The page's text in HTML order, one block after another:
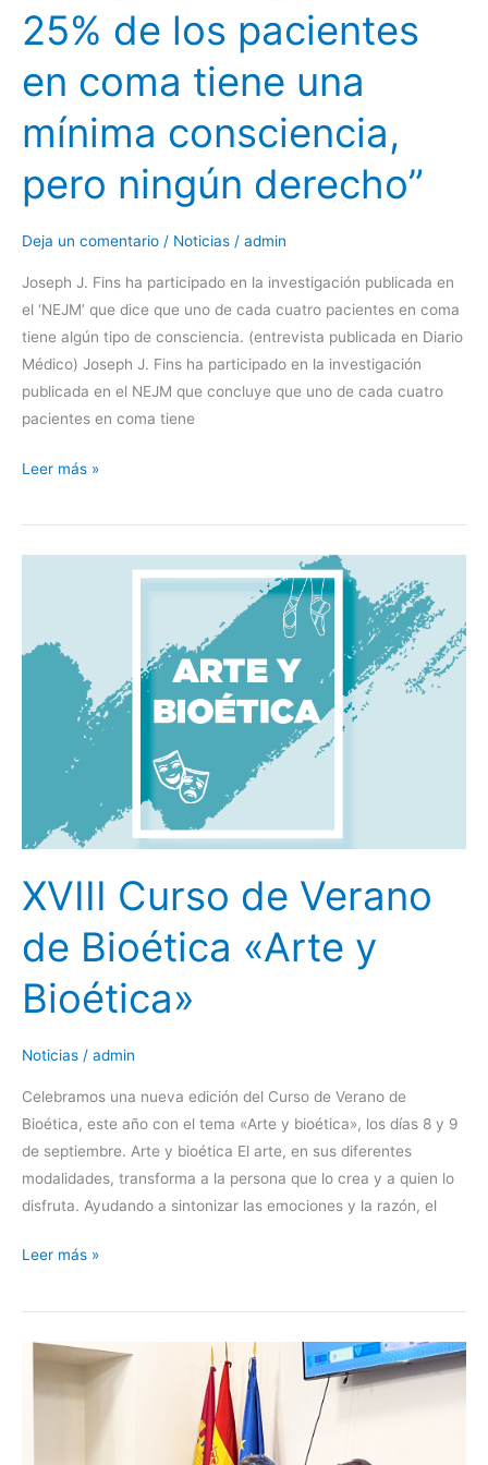
25% de los pacientes
en coma tiene una
mínima consciencia,
pero ningún derecho”
Deja un comentario / Noticias / admin
Joseph J. Fins ha participado en la investigación publicada en
el ‘NEJM’ que dice que uno de cada cuatro pacientes en coma
tiene algún tipo de consciencia. (entrevista publicada en Diario
Médico) Joseph J. Fins ha participado en la investigación
publicada en el NEJM que concluye que uno de cada cuatro
pacientes en coma tiene
pero
ningún
derecho”
Leer más »
XVIII Curso de Verano
de Bioética «Arte y
Bioética»
Noticias / admin
Celebramos una nueva edición del Curso de Verano de
Bioética, este año con el tema «Arte y bioética», los días 8 y 9
de septiembre. Arte y bioética El arte, en sus diferentes
modalidades, transforma a la persona que lo crea y a quien lo
disfruta. Ayudando a sintonizar las emociones y la razón, el
Verano
Leer más »
«Cuando